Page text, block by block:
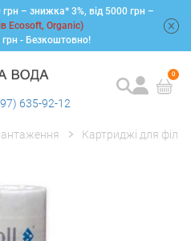
– знижка* 3%, від 5000 грн –
Ecosoft, Organic)
грн - Безкоштовно!
635-92-12
0
Картриджі для